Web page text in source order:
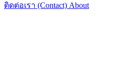
ติดต่อเรา (Contact) About